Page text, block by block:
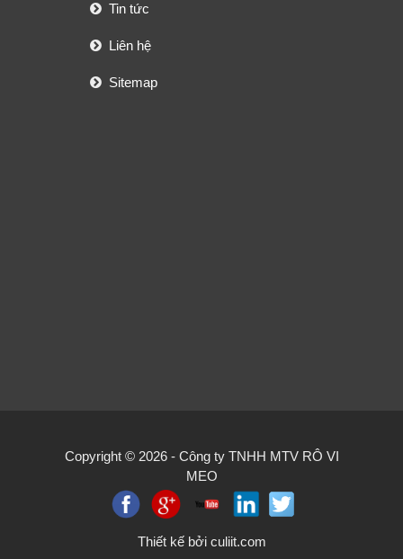
Tin tức
Liên hệ
Sitemap
Copyright © 2026 - Công ty TNHH MTV RÔ VI
MEO
Thiết kế bởi culiit.com